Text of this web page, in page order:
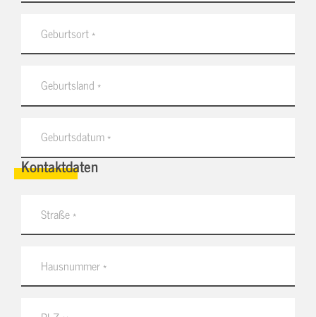
Kontaktdaten